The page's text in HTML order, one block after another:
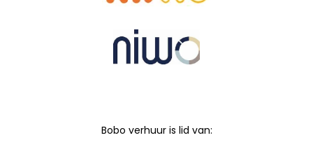
Bobo verhuur is lid van: